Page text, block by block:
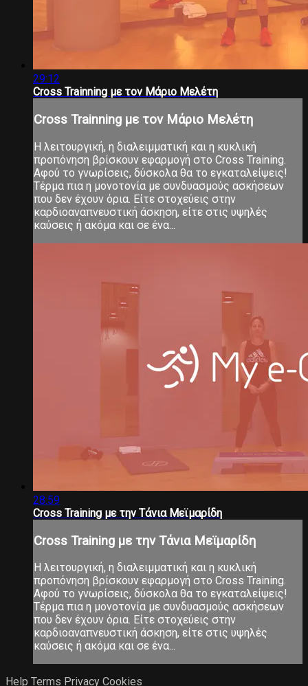
29:12
Cross Trainning με τον Μάριο Μελέτη
Cross Trainning με τον Μάριο Μελέτη
Η λειτουργική, η διαλειμματική και η κυκλική
προπόνηση βρίσκουν εφαρμογή στο Cross Training.
Αφού το γνωρίσεις, δύσκολα θα το εγκαταλείψεις!
Τέρμα πια η μονοτονία με συνδυασμούς ασκήσεων
που δεν έχουν όρια. Είτε στοχεύεις στην
καρδιοαναπνευστική άσκηση, είτε στις υψηλές
καύσεις ή ακόμα και σε ένα...
28:59
Cross Training με την Τάνια Μεϊμαρίδη
Cross Training με την Τάνια Μεϊμαρίδη
Η λειτουργική, η διαλειμματική και η κυκλική
προπόνηση βρίσκουν εφαρμογή στο Cross Training.
Αφού το γνωρίσεις, δύσκολα θα το εγκαταλείψεις!
Τέρμα πια η μονοτονία με συνδυασμούς ασκήσεων
που δεν έχουν όρια. Είτε στοχεύεις στην
καρδιοαναπνευστική άσκηση, είτε στις υψηλές
καύσεις ή ακόμα και σε ένα...
Help Terms Privacy Cookies